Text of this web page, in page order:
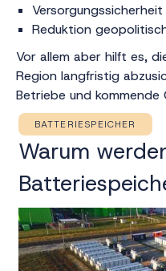
Versorgungssicherheit
Reduktion
Vor allem aber hilft es,
Region langfristig
Betriebe und kommende
BATTERIESPEICHER
Warum